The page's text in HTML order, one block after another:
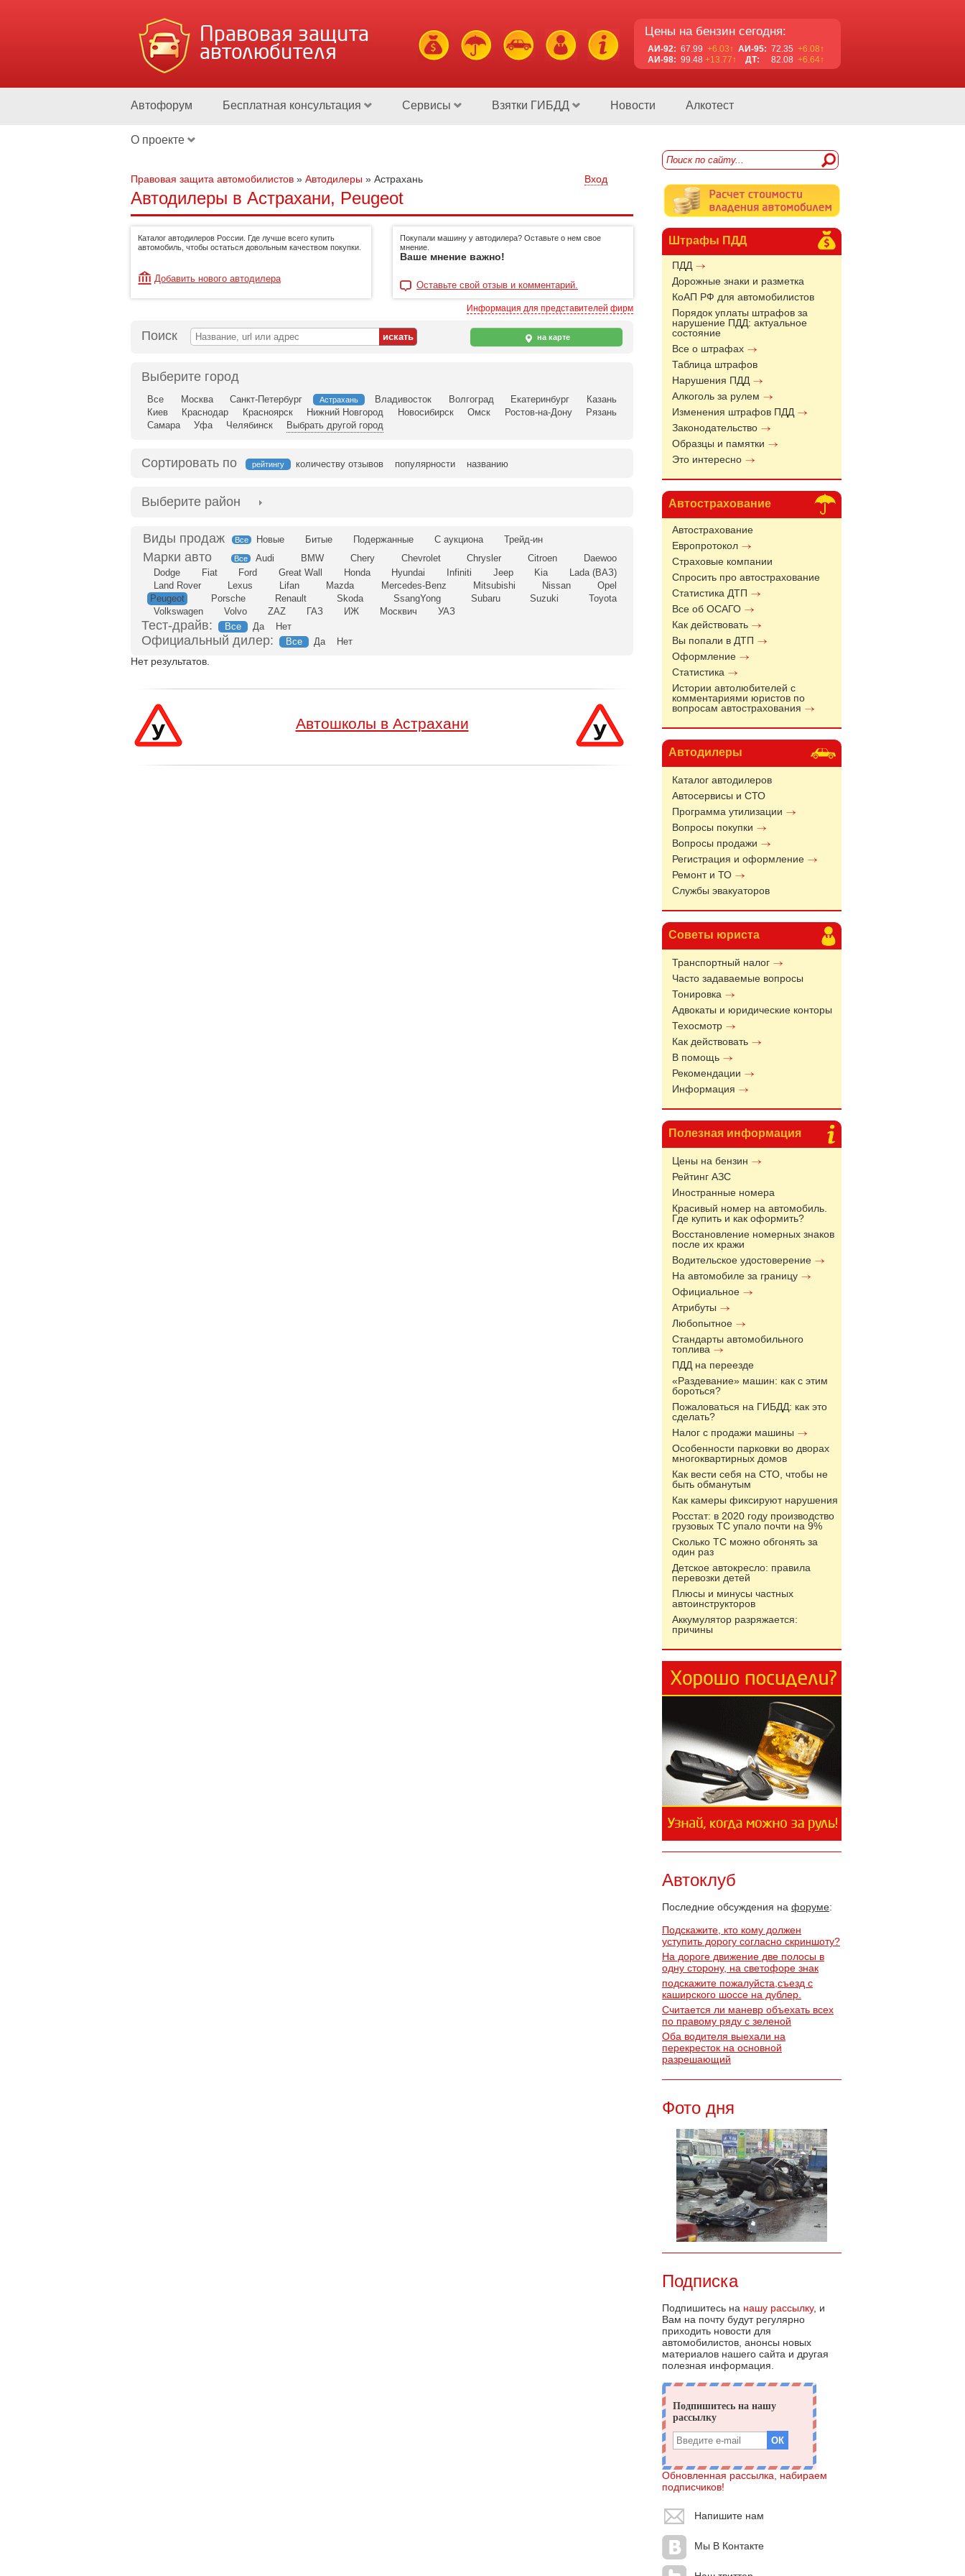
Правовая защита
автолюбителя
Цены на бензин сегодня:
АИ-92: 67.99 +6.03↑ АИ-95: 72.35 +6.08↑
АИ-98: 99.48 +13.77↑ ДТ: 82.08 +6.64↑
Автофорум Бесплатная консультация Сервисы Взятки ГИБДД Новости Алкотест
О проекте
Штрафы ПДД
ПДД
Дорожные знаки и разметка
КоАП РФ для автомобилистов
Порядок уплаты штрафов за
нарушение ПДД: актуальное
состояние
Все о штрафах
Таблица штрафов
Нарушения ПДД
Алкоголь за рулем
Изменения штрафов ПДД
Законодательство
Образцы и памятки
Это интересно
Автострахование
Автострахование
Европротокол
Страховые компании
Спросить про автострахование
Статистика ДТП
Все об ОСАГО
Как действовать
Вы попали в ДТП
Оформление
Статистика
Истории автолюбителей с
комментариями юристов по
вопросам автострахования
Автодилеры
Каталог автодилеров
Автосервисы и СТО
Программа утилизации
Вопросы покупки
Вопросы продажи
Регистрация и оформление
Ремонт и ТО
Службы эвакуаторов
Советы юриста
Транспортный налог
Часто задаваемые вопросы
Тонировка
Адвокаты и юридические конторы
Техосмотр
Как действовать
В помощь
Рекомендации
Информация
Полезная информация
Цены на бензин
Рейтинг АЗС
Иностранные номера
Красивый номер на автомобиль.
Где купить и как оформить?
Восстановление номерных знаков
после их кражи
Водительское удостоверение
На автомобиле за границу
Официальное
Атрибуты
Любопытное
Стандарты автомобильного
топлива
ПДД на переезде
«Раздевание» машин: как с этим
бороться?
Пожаловаться на ГИБДД: как это
сделать?
Налог с продажи машины
Особенности парковки во дворах
многоквартирных домов
Как вести себя на СТО, чтобы не
быть обманутым
Как камеры фиксируют нарушения
Росстат: в 2020 году производство
грузовых ТС упало почти на 9%
Сколько ТС можно обгонять за
один раз
Детское автокресло: правила
перевозки детей
Плюсы и минусы частных
автоинструкторов
Аккумулятор разряжается:
причины
Автоклуб
Последние обсуждения на форуме:
Подскажите, кто кому должен
уступить дорогу согласно скриншоту?
На дороге движение две полосы в
одну сторону, на светофоре знак
подскажите пожалуйста,съезд с
каширского шоссе на дублер.
Считается ли маневр объехать всех
по правому ряду с зеленой
Оба водителя выехали на
перекресток на основной
разрешающий
Фото дня
Подписка
Подпишитесь на нашу рассылку, и
Вам на почту будут регулярно
приходить новости для
автомобилистов, анонсы новых
материалов нашего сайта и другая
полезная информация.
Обновленная рассылка, набираем
подписчиков!
Напишите нам
Мы В Контакте
Правовая защита автомобилистов » Автодилеры » Астрахань Вход
Автодилеры в Астрахани, Peugeot
Каталог автодилеров России. Где лучше всего купить
автомобиль, чтобы остаться довольным качеством покупки.
Добавить нового автодилера
Покупали машину у автодилера? Оставьте о нем свое
мнение.
Ваше мнение важно!
Оставьте свой отзыв и комментарий.
Информация для представителей фирм
Поиск на карте
Выберите город
Все Москва Санкт-Петербург Астрахань Владивосток Волгоград Екатеринбург
Казань
Киев
Краснодар Красноярск Нижний Новгород Новосибирск Омск Ростов-на-Дону
Рязань
Самара
Уфа Челябинск Выбрать другой город
Сортировать по рейтингу количеству отзывов популярности названию
Выберите район
Все Новые Битые Подержанные С аукциона Трейд-ин
Все Audi BMW Chery Chevrolet Chrysler Citroen
Daewoo
Dodge
Fiat Ford Great Wall Honda Hyundai Infiniti Jeep Kia
Lada (ВАЗ)
Land Rover
Lexus Lifan Mazda Mercedes-Benz Mitsubishi Nissan
Opel
Peugeot
Porsche Renault Skoda SsangYong Subaru Suzuki
Toyota
Volkswagen
Volvo ZAZ ГАЗ ИЖ Москвич УАЗ
Тест-драйв: Все Да Нет
Официальный дилер: Все Да Нет
Нет результатов.
Автошколы в Астрахани